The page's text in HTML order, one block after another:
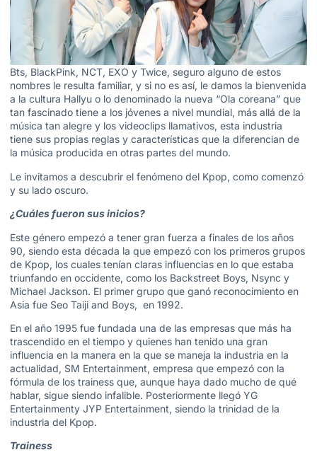
Bts, BlackPink, NCT, EXO y Twice, seguro alguno de estos
nombres le resulta familiar, y si no es así, le damos la bienvenida
a la cultura Hallyu o lo denominado la nueva “Ola coreana” que
tan fascinado tiene a los jóvenes a nivel mundial, más allá de la
música tan alegre y los videoclips llamativos, esta industria
tiene sus propias reglas y características que la diferencian de
la música producida en otras partes del mundo.
Le invitamos a descubrir el fenómeno del Kpop, como comenzó
y su lado oscuro.
¿Cuáles fueron sus inicios?
Este género empezó a tener gran fuerza a finales de los años
90, siendo esta década la que empezó con los primeros grupos
de Kpop, los cuales tenían claras influencias en lo que estaba
triunfando en occidente, como los Backstreet Boys, Nsync y
Michael Jackson. El primer grupo que ganó reconocimiento en
Asia fue Seo Taiji and Boys, en 1992.
En el año 1995 fue fundada una de las empresas que más ha
trascendido en el tiempo y quienes han tenido una gran
influencia en la manera en la que se maneja la industria en la
actualidad, SM Entertainment, empresa que empezó con la
fórmula de los trainess que, aunque haya dado mucho de qué
hablar, sigue siendo infalible. Posteriormente llegó YG
Entertainmenty JYP Entertainment, siendo la trinidad de la
industria del Kpop.
Trainess